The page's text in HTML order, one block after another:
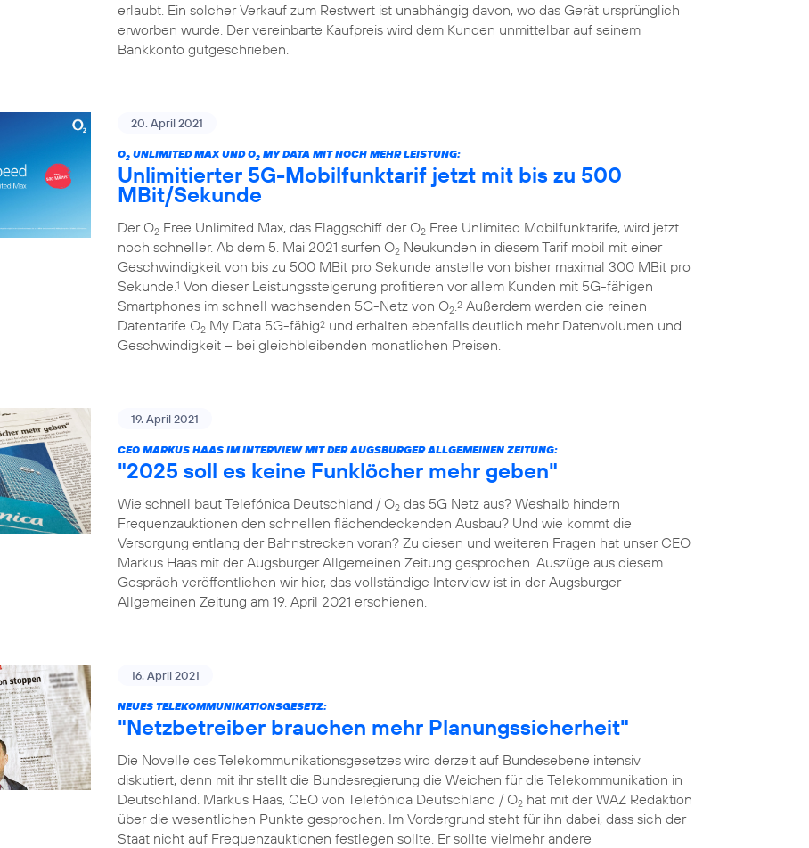
erlaubt. Ein solcher Verkauf zum Restwert ist unabhängig davon, wo das Gerät ursprünglich
erworben wurde. Der vereinbarte Kaufpreis wird dem Kunden unmittelbar auf seinem
Bankkonto gutgeschrieben.
20. April 2021
O2 UNLIMITED MAX UND O2 MY DATA MIT NOCH MEHR LEISTUNG:
Unlimitierter 5G-Mobilfunktarif jetzt mit bis zu 500
MBit/Sekunde
Der O2 Free Unlimited Max, das Flaggschiff der O2 Free Unlimited Mobilfunktarife, wird jetzt
noch schneller. Ab dem 5. Mai 2021 surfen O2 Neukunden in diesem Tarif mobil mit einer
Geschwindigkeit von bis zu 500 MBit pro Sekunde anstelle von bisher maximal 300 MBit pro
Sekunde.1 Von dieser Leistungssteigerung profitieren vor allem Kunden mit 5G-fähigen
Smartphones im schnell wachsenden 5G-Netz von O2.2 Außerdem werden die reinen
Datentarife O2 My Data 5G-fähig2 und erhalten ebenfalls deutlich mehr Datenvolumen und
Geschwindigkeit – bei gleichbleibenden monatlichen Preisen.
19. April 2021
CEO MARKUS HAAS IM INTERVIEW MIT DER AUGSBURGER ALLGEMEINEN ZEITUNG:
"2025 soll es keine Funklöcher mehr geben"
Wie schnell baut Telefónica Deutschland / O2 das 5G Netz aus? Weshalb hindern
Frequenzauktionen den schnellen flächendeckenden Ausbau? Und wie kommt die
Versorgung entlang der Bahnstrecken voran? Zu diesen und weiteren Fragen hat unser CEO
Markus Haas mit der Augsburger Allgemeinen Zeitung gesprochen. Auszüge aus diesem
Gespräch veröffentlichen wir hier, das vollständige Interview ist in der Augsburger
Allgemeinen Zeitung am 19. April 2021 erschienen.
16. April 2021
NEUES TELEKOMMUNIKATIONSGESETZ:
"Netzbetreiber brauchen mehr Planungssicherheit"
Die Novelle des Telekommunikationsgesetzes wird derzeit auf Bundesebene intensiv
diskutiert, denn mit ihr stellt die Bundesregierung die Weichen für die Telekommunikation in
Deutschland. Markus Haas, CEO von Telefónica Deutschland / O2 hat mit der WAZ Redaktion
über die wesentlichen Punkte gesprochen. Im Vordergrund steht für ihn dabei, dass sich der
Staat nicht auf Frequenzauktionen festlegen sollte. Er sollte vielmehr andere